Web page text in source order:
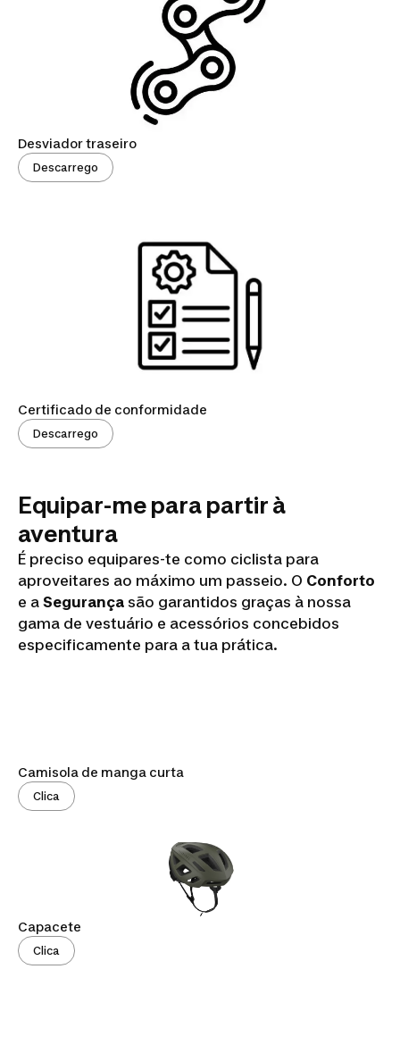
Desviador traseiro
Descarrego
Certificado de conformidade
Descarrego
Equipar-me para partir à
aventura
É preciso equipares-te como ciclista para
aproveitares ao máximo um passeio. O Conforto
e a Segurança são garantidos graças à nossa
gama de vestuário e acessórios concebidos
especificamente para a tua prática.
Camisola de manga curta
Clica
Capacete
Clica